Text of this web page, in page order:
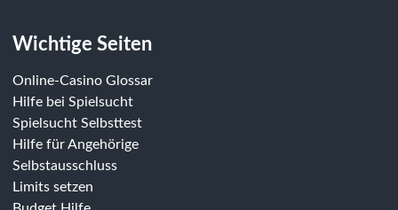
Wichtige Seiten
Online-Casino Glossar
Hilfe bei Spielsucht
Spielsucht Selbsttest
Hilfe für Angehörige
Selbstausschluss
Limits setzen